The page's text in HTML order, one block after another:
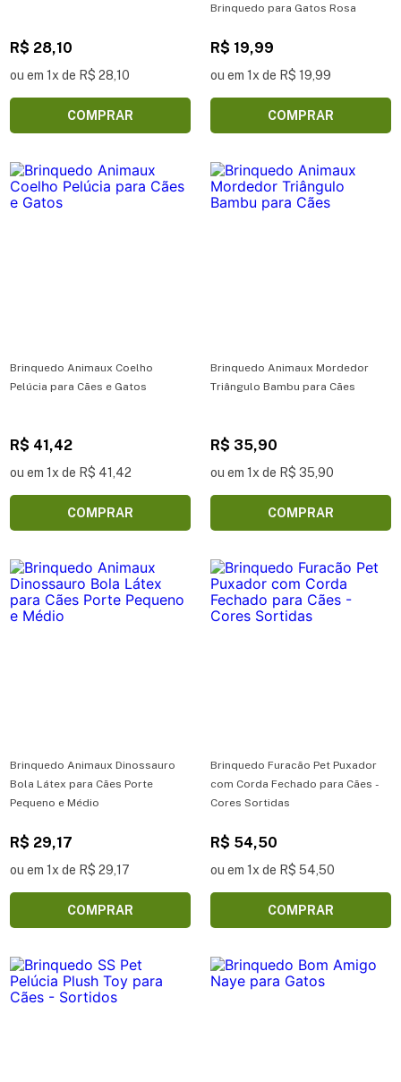
R$ 28,10
ou em 1x de R$ 28,10
COMPRAR
Brinquedo para Gatos Rosa
R$ 19,99
ou em 1x de R$ 19,99
COMPRAR
Brinquedo Animaux Coelho
Pelúcia para Cães e Gatos
R$ 41,42
ou em 1x de R$ 41,42
COMPRAR
Brinquedo Animaux Mordedor
Triângulo Bambu para Cães
R$ 35,90
ou em 1x de R$ 35,90
COMPRAR
Brinquedo Animaux Dinossauro
Bola Látex para Cães Porte
Pequeno e Médio
R$ 29,17
ou em 1x de R$ 29,17
COMPRAR
Brinquedo Furacão Pet Puxador
com Corda Fechado para Cães -
Cores Sortidas
R$ 54,50
ou em 1x de R$ 54,50
COMPRAR